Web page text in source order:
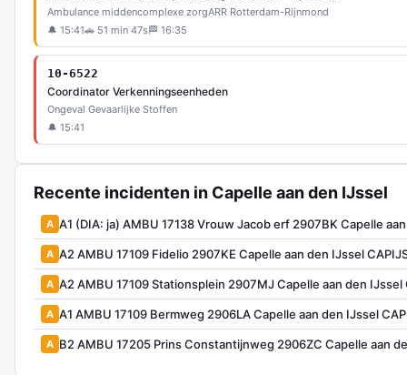
Ambulance middencomplexe zorgARR Rotterdam-Rijnmond
🔔 15:41🚗 51 min 47s 🏁 16:35
10-6522
Coordinator Verkenningseenheden
Ongeval Gevaarlijke Stoffen
🔔 15:41
Recente incidenten in Capelle aan den IJssel
A A1 (DIA: ja) AMBU 17138 Vrouw Jacob erf 2907BK Capelle
A A2 AMBU 17109 Fidelio 2907KE Capelle aan den IJssel
A A2 AMBU 17109 Stationsplein 2907MJ Capelle aan den IJssel
A A1 AMBU 17109 Bermweg 2906LA Capelle aan den IJssel
A B2 AMBU 17205 Prins Constantijnweg 2906ZC Capelle aan